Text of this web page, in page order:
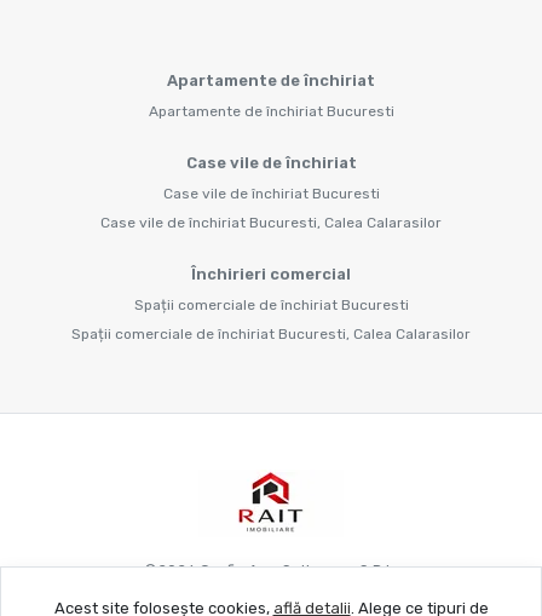
Apartamente de închiriat
Apartamente de închiriat Bucuresti
Case vile de închiriat
Case vile de închiriat Bucuresti
Case vile de închiriat Bucuresti, Calea Calarasilor
Închirieri comercial
Spații comerciale de închiriat Bucuresti
Spații comerciale de închiriat Bucuresti, Calea Calarasilor
©2026Grafie Apo Spitya.mu S.R.L.
Acest site folosește cookies, află detalii. Alege ce tipuri de